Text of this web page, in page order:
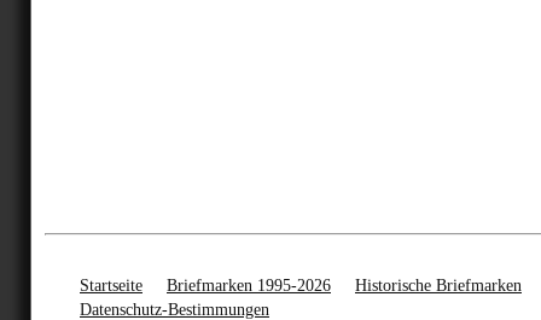
Startseite Briefmarken 1995-2026
Historische Briefmarken
Datenschutz-Bestimmungen